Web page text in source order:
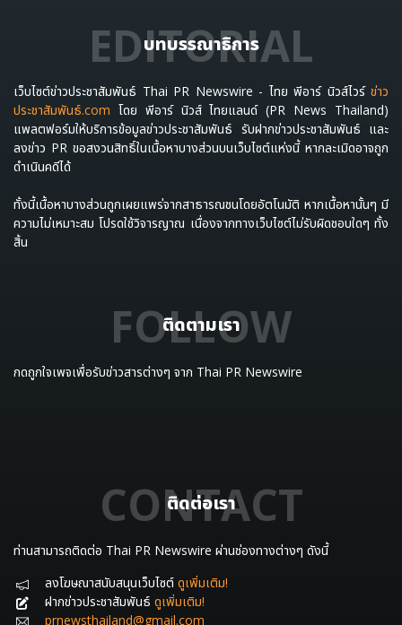
บทบรรณาธิการ
EDITORIAL
เว็บไซต์ข่าวประชาสัมพันธ์ Thai PR Newswire - ไทย พีอาร์ นิวส์ไวร์ ข่าว
ประชาสัมพันธ์.com โดย พีอาร์ นิวส์ ไทยแลนด์ (PR News Thailand)
แพลตฟอร์มให้บริการข้อมูลข่าวประชาสัมพันธ์ รับฝากข่าวประชาสัมพันธ์ และ
ลงข่าว PR ขอสงวนสิทธิ์ในเนื้อหาบางส่วนบนเว็บไซต์แห่งนี้ หากละเมิดอาจถูก
ดำเนินคดีได้
ทั้งนี้เนื้อหาบางส่วนถูกเผยแพร่จากสาธารณชนโดยอัตโนมัติ หากเนื้อหานั้นๆ มี
ความไม่เหมาะสม โปรดใช้วิจารญาณ เนื่องจากทางเว็บไซต์ไม่รับผิดชอบใดๆ ทั้ง
สิ้น
ติดตามเรา
FOLLOW
กดถูกใจเพจเพื่อรับข่าวสารต่างๆ จาก Thai PR Newswire
ติดต่อเรา
CONTACT
ท่านสามารถติดต่อ Thai PR Newswire ผ่านช่องทางต่างๆ ดังนี้
ลงโฆษณาสนับสนุนเว็บไซต์ ดูเพิ่มเติม!
ฝากข่าวประชาสัมพันธ์ ดูเพิ่มเติม!
prnewsthailand@gmail.com